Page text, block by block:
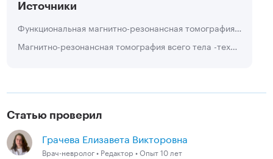
Источники
Функциональная магнитно-резонансная томография. Авторы: Кремнева Е.И., Коновалов Р.Н., Кротенкова М.В., 2011 г.
Магнитно-резонансная томография всего тела -техническая реализация и диагностические применения. Анисимов Н.В., Гуляев М.В., Корецкая С.В., Верхоглазова Е.В., Герус М.А.
Статью проверил
Грачева Елизавета Викторовна
Врач-невролог • Редактор • Опыт 10 лет